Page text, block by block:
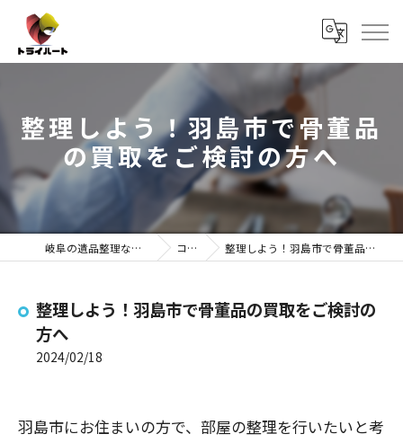
整理しよう！羽島市で骨董品
の買取をご検討の方へ
岐阜の遺品整理ならトライハート コラム 整理しよう！羽島市で骨董品の買取をご検討の方へ
整理しよう！羽島市で骨董品の買取をご検討の
方へ
2024/02/18
羽島市にお住まいの方で、部屋の整理を行いたいと考